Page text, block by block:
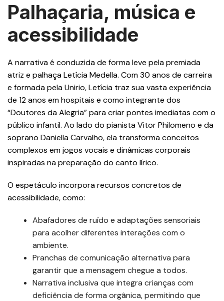
Palhaçaria, música e
acessibilidade
A narrativa é conduzida de forma leve pela premiada
atriz e palhaça Letícia Medella. Com 30 anos de carreira
e formada pela Unirio, Letícia traz sua vasta experiência
de 12 anos em hospitais e como integrante dos
“Doutores da Alegria” para criar pontes imediatas com o
público infantil. Ao lado do pianista Vitor Philomeno e da
soprano Daniella Carvalho, ela transforma conceitos
complexos em jogos vocais e dinâmicas corporais
inspiradas na preparação do canto lírico.
O espetáculo incorpora recursos concretos de
acessibilidade, como:
Abafadores de ruído e adaptações sensoriais
para acolher diferentes interações com o
ambiente.
Pranchas de comunicação alternativa para
garantir que a mensagem chegue a todos.
Narrativa inclusiva que integra crianças com
deficiência de forma orgânica, permitindo que